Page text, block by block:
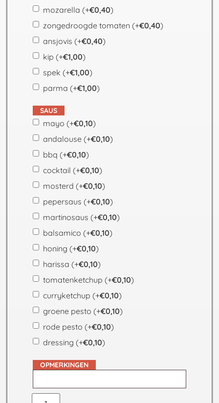
mozarella (+€0,40)
zongedroogde tomaten (+€0,40)
ansjovis (+€0,40)
kip (+€1,00)
spek (+€1,00)
parma (+€1,00)
SAUS
mayo (+€0,10)
andalouse (+€0,10)
bbq (+€0,10)
cocktail (+€0,10)
mosterd (+€0,10)
pepersaus (+€0,10)
martinosaus (+€0,10)
balsamico (+€0,10)
honing (+€0,10)
harissa (+€0,10)
tomatenketchup (+€0,10)
curryketchup (+€0,10)
groene pesto (+€0,10)
rode pesto (+€0,10)
dressing (+€0,10)
OPMERKINGEN